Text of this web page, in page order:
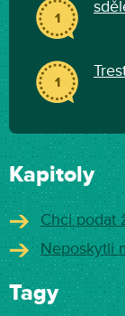
1
1
Kapitoly
Chci podat
Neposkytli
Tagy